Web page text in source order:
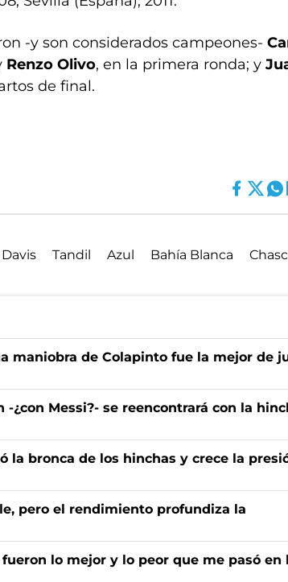
-y son considerados campeones-
Renzo Olivo, en la primera ronda; y
de final.
Tandil Azul Bahía Blanca
maniobra de Colapinto fue la mejor de
-¿con Messi?- se reencontrará con la
la bronca de los hinchas y crece la
pero el rendimiento profundiza la
lo mejor y lo peor que me pasó en